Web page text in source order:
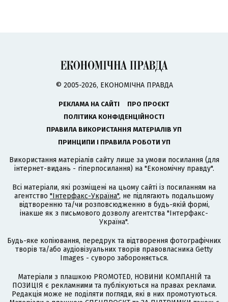
© 2005-2026, ЕКОНОМІЧНА ПРАВДА
РЕКЛАМА НА САЙТІ
ПРО ПРОЄКТ
ПОЛІТИКА КОНФІДЕНЦІЙНОСТІ
ПРАВИЛА ВИКОРИСТАННЯ МАТЕРІАЛІВ УП
ПРИНЦИПИ І ПРАВИЛА РОБОТИ УП
Використання матеріалів сайту лише за умови посилання (для
інтернет-видань - гіперпосилання) на "Економічну правду".
Всі матеріали, які розміщені на цьому сайті із посиланням на
агентство "Інтерфакс-Україна", не підлягають подальшому
відтворенню та/чи розповсюдженню в будь-якій формі,
інакше як з письмового дозволу агентства "Інтерфакс-
Україна".
Будь-яке копіювання, передрук та відтворення фотографічних
творів та/або аудіовізуальних творів правовласника Getty
Images - суворо забороняється.
Матеріали з плашкою PROMOTED, НОВИНИ КОМПАНІЙ та
ПОЗИЦІЯ є рекламними та публікуються на правах реклами.
Редакція може не поділяти погляди, які в них промотуються.